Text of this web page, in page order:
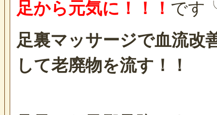
足から元気に！！！ です
足裏マッサージで血流改
して老廃物を流す！！